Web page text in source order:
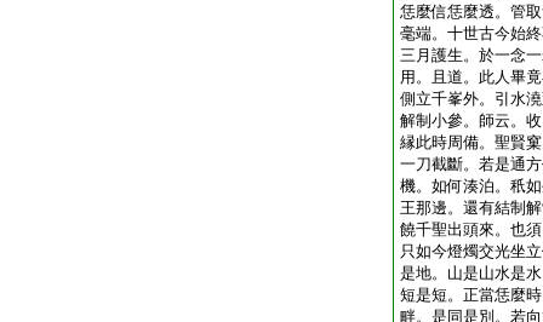
恁麼信恁麼透。管
毫端。十世古今始
三月護生。於一念
用。且道。此人畢
側立千峯外。引水
解制小參。師云。
縁此時周備。聖賢
一刀截斷。若是通
機。如何湊泊。秖
王那邊。還有結制
饒千聖出頭來。也
只如今燈燭交光坐
是地。山是山水是
短是短。正當恁麼
畔。是同是別。若